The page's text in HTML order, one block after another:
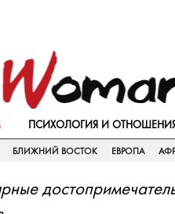
ПСИХОЛОГИЯ И
БЛИЖНИЙ ВОСТОК ЕВРОПА